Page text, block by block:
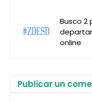
Busco 2
online
Publicar un